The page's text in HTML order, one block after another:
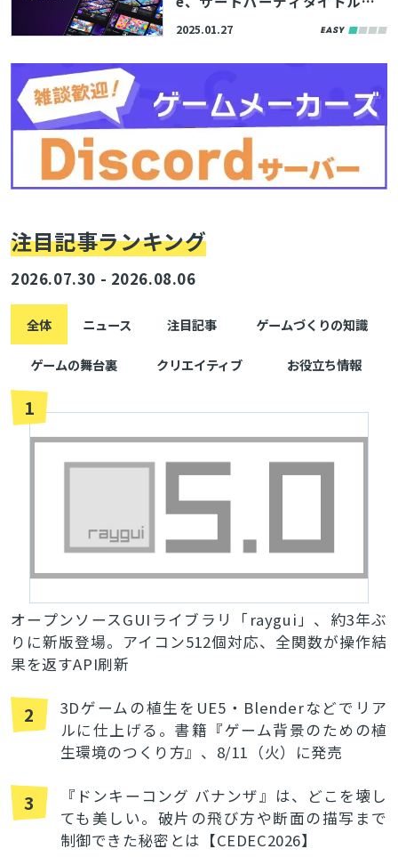
提供を開始。2025年後半より、
を配信可能に
2025.01.27
注目記事ランキング
2026.07.30 - 2026.08.06
全体 ニュース 注目記事 ゲームづくりの知識
ゲームの舞台裏 クリエイティブ お役立ち情報
1
オープンソースGUIライブラリ「raygui」、約3年ぶ
りに新版登場。アイコン512個対応、全関数が操作結
果を返すAPI刷新
2
3Dゲームの植生をUE5・Blenderなどでリア
ルに仕上げる。書籍『ゲーム背景のための植
生環境のつくり方』、8/11（火）に発売
3
『ドンキーコング バナンザ』は、どこを壊し
ても美しい。破片の飛び方や断面の描写まで
制御できた秘密とは【CEDEC2026】